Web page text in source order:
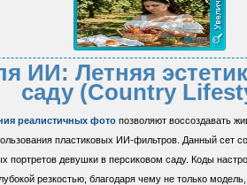
ИИ: Летняя
саду (Country
реалистичных фото позволяют воссоздавать
пластиковых ИИ-фильтров. Данный сет
портретов девушки в персиковом саду. Коды
резкостью, благодаря чему не только